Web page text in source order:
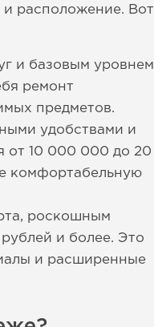
и расположение. Вот
и базовым уровнем
ремонт
предметов.
удобствами и
от 10 000 000 до 20
комфортабельную
роскошным
и более. Это
и расширенные